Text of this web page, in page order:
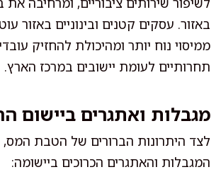
באזור. עסקים קטנים ובינוניים באזור
ממיסוי נוח יותר ומהיכולת להחזיק
תחרותיים לעומת יישובים במרכז הארץ.
מגבלות ואתגרים ביישום
לצד היתרונות הברורים של הטבת המס,
המגבלות והאתגרים הכרוכים ביישומה: